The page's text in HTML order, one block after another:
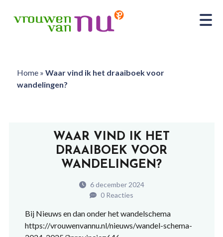
Home» Waar vind ik het draaiboek voor
wandelingen?
WAAR VIND IK HET
DRAAIBOEK VOOR
WANDELINGEN?
6 december 2024
0 Reacties
Bij Nieuws en dan onder het wandelschema
https://vrouwenvannu.nl/nieuws/wandel-schema-